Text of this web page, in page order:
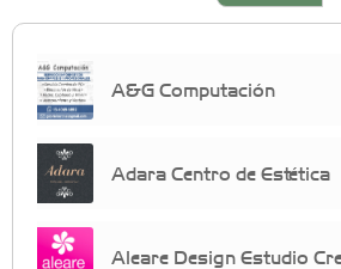
A&G Computación
Adara Centro de Estética
Aleare Design Estudio